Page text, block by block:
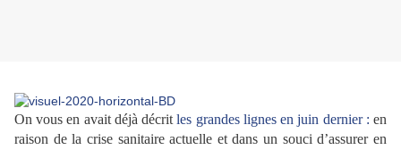
On vous en avait déjà décrit les grandes lignes en juin dernier : en
raison dela crise sanitaire actuelle et dans un souci d’assurer en